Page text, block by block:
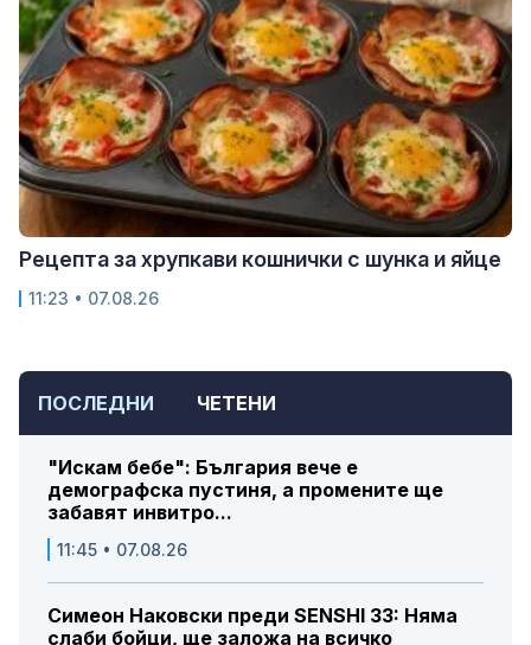
ПОСЛЕДНИ ЧЕТЕНИ
"Искам бебе": България вече е
демографска пустиня, а промените ще
забавят инвитро...
11:45 • 07.08.26
Симеон Наковски преди SENSHI 33: Няма
слаби бойци, ще заложа на всичко
Рецепта за хрупкави кошнички с шунка и яйце
11:23 • 07.08.26